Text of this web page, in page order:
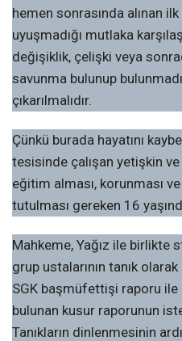
hemen sonrasında alınan
uyuşmadığı mutlaka
değişiklik, çelişki veya
savunma bulunup
çıkarılmalıdır.
Çünkü burada hayatını
tesisinde çalışan yetişkin
eğitim alması, korunması
tutulması gereken 16
Mahkeme, Yağız ile birlikte
grup ustalarının tanık
SGK başmüfettişi raporu ile
bulunan kusur raporunun
Tanıkların dinlenmesinin